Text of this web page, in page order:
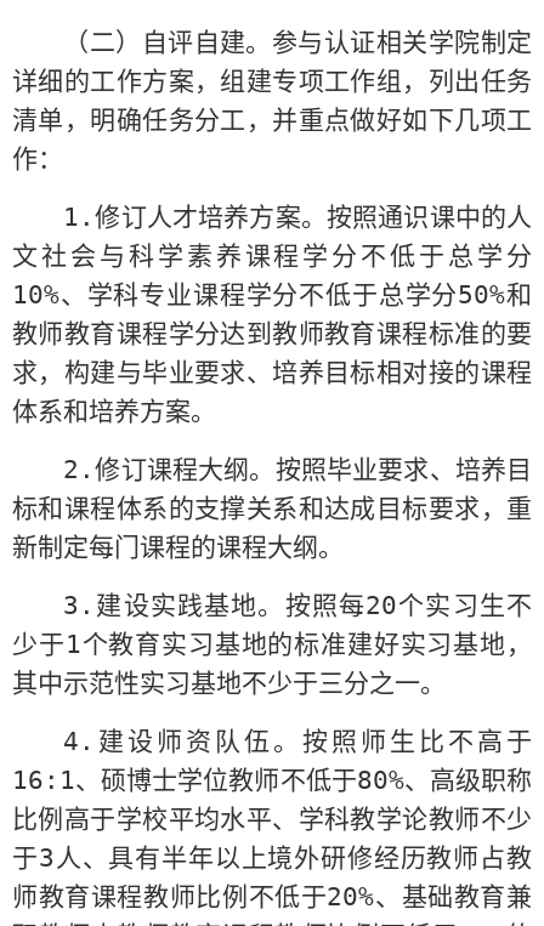
（二）自评自建。参与认证相关学院制定
详细的工作方案，组建专项工作组，列出任务
清单，明确任务分工，并重点做好如下几项工
作：
1.修订人才培养方案。按照通识课中的人
文社会与科学素养课程学分不低于总学分
10%、学科专业课程学分不低于总学分50%和
教师教育课程学分达到教师教育课程标准的要
求，构建与毕业要求、培养目标相对接的课程
体系和培养方案。
2.修订课程大纲。按照毕业要求、培养目
标和课程体系的支撑关系和达成目标要求，重
新制定每门课程的课程大纲。
3. 建设实践基地。按照每20个实习生不
少于1个教育实习基地的标准建好实习基地，
其中示范性实习基地不少于三分之一。
4. 建设师资队伍。按照师生比不高于
16:1、硕博士学位教师不低于80%、高级职称
比例高于学校平均水平、学科教学论教师不少
于3 人、具有半年以上境外研修经历教师占教
师教育课程教师比例不低于20%、基础教育兼